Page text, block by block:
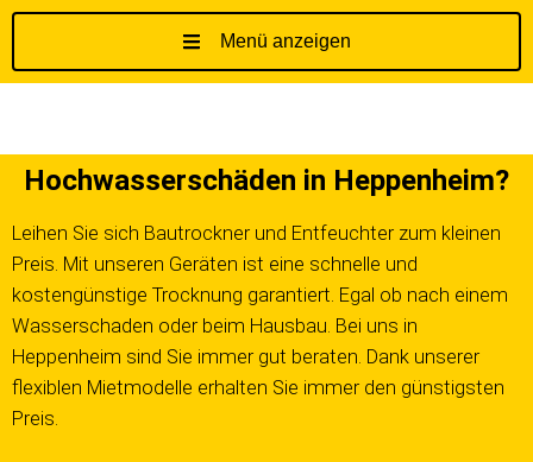
a
l
t
s
p
r
Menü anzeigen
Hochwasserschäden in Heppenheim?
Leihen Sie sich Bautrockner und Entfeuchter zum kleinen
Preis. Mit unseren Geräten ist eine schnelle und
kostengünstige Trocknung garantiert. Egal ob nach einem
Wasserschaden oder beim Hausbau. Bei uns in
Heppenheim sind Sie immer gut beraten. Dank unserer
flexiblen Mietmodelle erhalten Sie immer den günstigsten
Preis.